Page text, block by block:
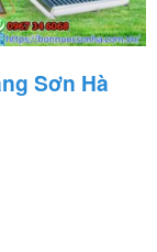
Sơn Hà